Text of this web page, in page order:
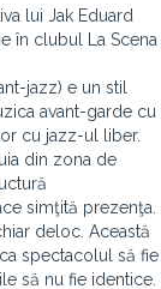
lui Jak Eduard
în clubul La Scena
jazz) e un stil
avant-garde cu
cu jazz-ul liber.
din zona de
simţită prezenţa.
deloc. Această
spectacolul să fie
să nu fie identice.